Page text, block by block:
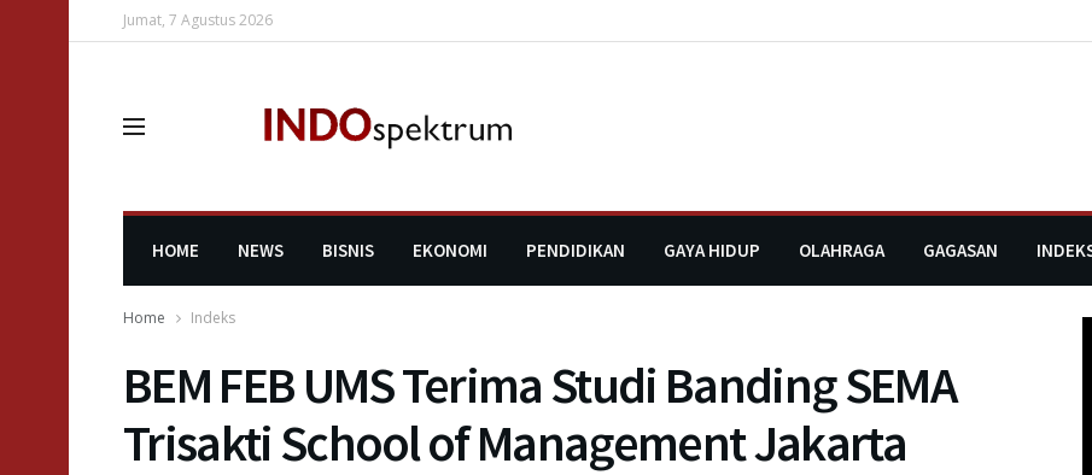
Jumat, 7 Agustus 2026
HOME NEWS BISNIS EKONOMI PENDIDIKAN GAYA HIDUP OLAHRAGA GAGASAN
Home Indeks
BEM FEB UMS Terima Studi Banding SEMA
Trisakti School of Management Jakarta